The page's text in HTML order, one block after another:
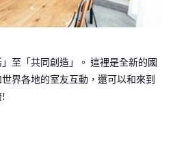
至「共同創造」。 這裡是全新的國
界各地的室友互動，還可以和來到